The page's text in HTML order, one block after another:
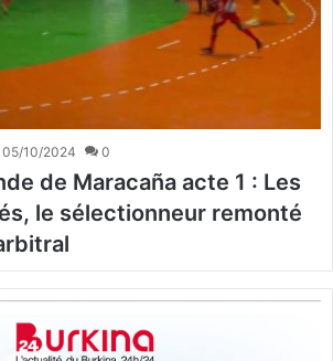
05/10/2024 0
de Maracaña acte 1 : Les
le sélectionneur remonté